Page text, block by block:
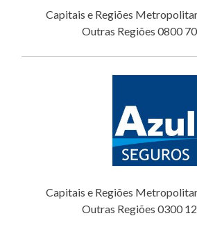
Capitais e Regiões
Outras Regiões 0800
Capitais e Regiões
Outras Regiões 0300